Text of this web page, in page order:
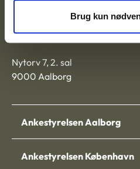
Brug kun
Ankestyrelsen
Postadresse:
Nytorv 7, 2. sal
9000 Aalborg
Ankestyrelsen Aalborg
Ankestyrelsen København